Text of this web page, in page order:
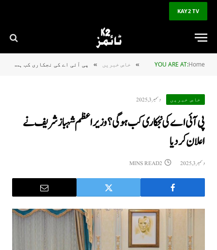
KAY2 TV
YOU ARE AT:Home
» خاص خبریں » پی آئی اے کی نجکاری کب ہوگی؟ وزیراعظم شہباز شریف نے اعلان کردیا
خاص خبریں دسمبر 3, 2025
پی آئی اے کی نجکاری کب ہوگی؟ وزیراعظم شہباز شریف نے
اعلان کردیا
دسمبر 3, 2025 2 MINS READ